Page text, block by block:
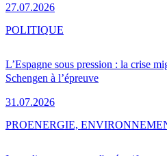
27.07.2026
L’Espagne sous pression : la crise
Schengen à l’épreuve
31.07.2026
POLITIQUE
PROENERGIE,